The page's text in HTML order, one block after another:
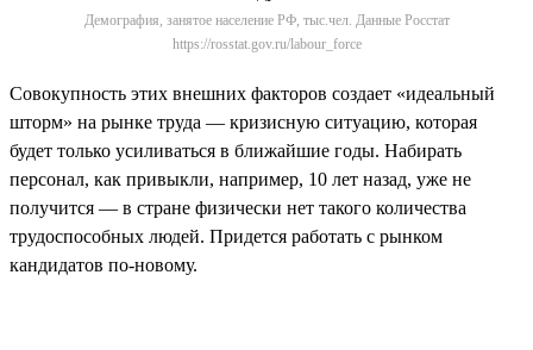
Демография, занятое население РФ, тыс.чел. Данные Росстат
https://rosstat.gov.ru/labour_force
Совокупность этих внешних факторов создает «идеальный
шторм» на рынке труда — кризисную ситуацию, которая
будет только усиливаться в ближайшие годы. Набирать
персонал, как привыкли, например, 10 лет назад, уже не
получится — в стране физически нет такого количества
трудоспособных людей. Придется работать с рынком
кандидатов по-новому.